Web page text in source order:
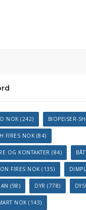
NOK (242) BIOPEISER-
FIRES NOK (84)
OG KONTAKTER (84)
FIRES NOK (135)
(98) DYR (778)
NOK (143)